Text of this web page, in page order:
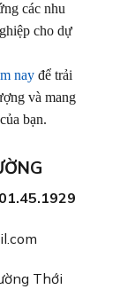
các nhu
cho dự
nay để trải
và mang
bạn.
Thới